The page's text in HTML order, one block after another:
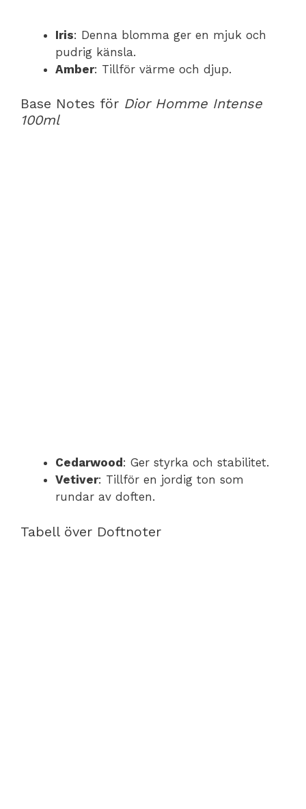
Iris: Denna blomma ger en mjuk och
pudrig känsla.
Amber: Tillför värme och djup.
Base Notes för Dior Homme Intense
100ml
Cedarwood : Ger styrka och stabilitet.
Vetiver: Tillför en jordig ton som
rundar av doften.
Tabell över Doftnoter